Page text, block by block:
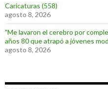
Caricaturas (558)
agosto 8, 2026
"Me lavaron el cerebro por
años 80 que atrapó a jóvenes
agosto 8, 2026